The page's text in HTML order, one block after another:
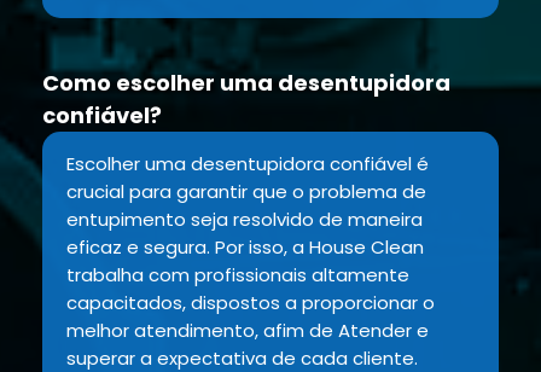
Como escolher uma desentupidora
confiável?
Escolher uma desentupidora confiável é
crucial para garantir que o problema de
entupimento seja resolvido de maneira
eficaz e segura. Por isso, a House Clean
trabalha com profissionais altamente
capacitados, dispostos a proporcionar o
melhor atendimento, afim de Atender e
superar a expectativa de cada cliente.